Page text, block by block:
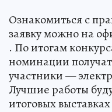
Ознакомиться с
заявку можно на
. По итогам
номинации
участники —
Лучшие работы
итоговых